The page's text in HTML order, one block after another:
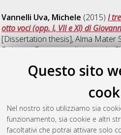
Questo sito
Nel nostro sito utilizziamo sia
funzionamento, sia cookie e altri
facoltativi che potrai attivare solo
Vannelli Uva, Michele (2015)I
otto voci (opp. I, VII e XI) di
[Dissertation thesis], Alma Mater
Bologna. Dottorato di ricerca in
Vettori, Romano(2011) I
del Ms 443 dell'Accademia
[Dissertation thesis], Alma Mater
Bologna. Dottorato di ricerca in
22 Ciclo.